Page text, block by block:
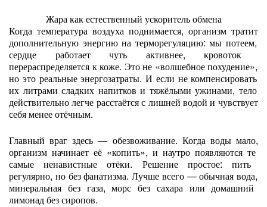
Жаракакестественный ускорительобмена
Когда температура воздуха поднимается, организм тратит
дополнительную энергиюна терморегуляцию: мы потеем,
сердце работаетчуть активнее, кровоток
перераспределяется ккоже. Этоне «волшебноепохудение»,
но этореальныеэнергозатраты. И если некомпенсировать
их литрами сладких напитков и тяжёлыми ужинами, тело
действительнолегче расстаётсяс лишней водой и чувствует
себяменееотёчным.
Главный враг здесь — обезвоживание. Когдаводымало,
организм начинает её «копить», и наутро появляются те
самые ненавистные отёки. Решениепростое: пить
регулярно, нобезфанатизма. Лучше всего— обычная вода,
минеральная безгаза, морс без сахараили домашний
лимонадбезсиропов.